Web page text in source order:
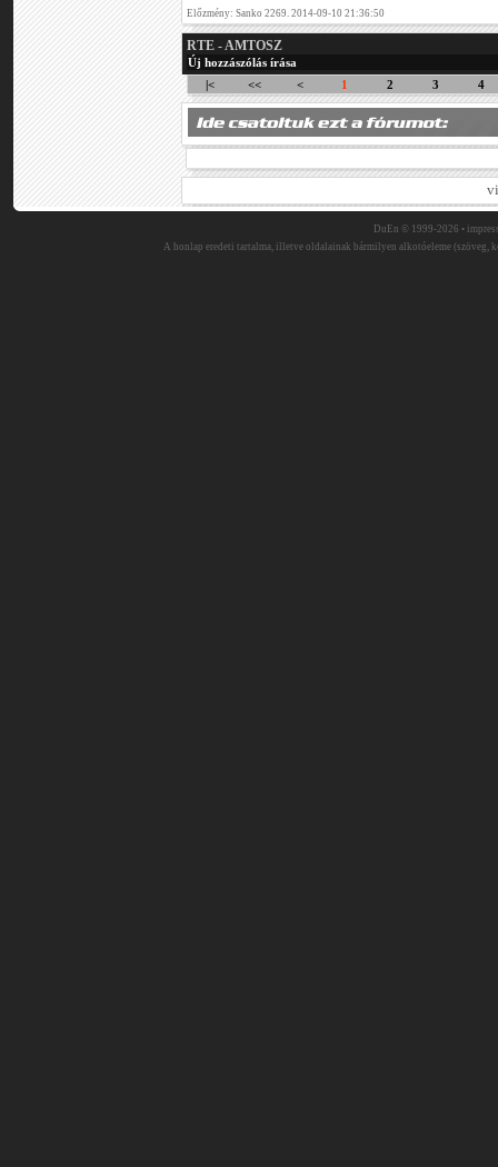
Előzmény: Sanko 2269. 2014-09-10 21:36:50
RTE - AMTOSZ
Új hozzászólás írása
|<
<< < 1 2 3 4
DuEn © 1999-2026 •
A honlap eredeti tartalma, illetve oldalainak bármilyen alkotóeleme (szöveg,